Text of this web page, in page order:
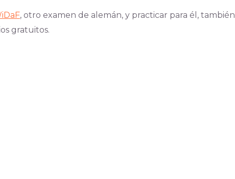
, otro examen de alemán, y practicar para él, también
gratuitos.